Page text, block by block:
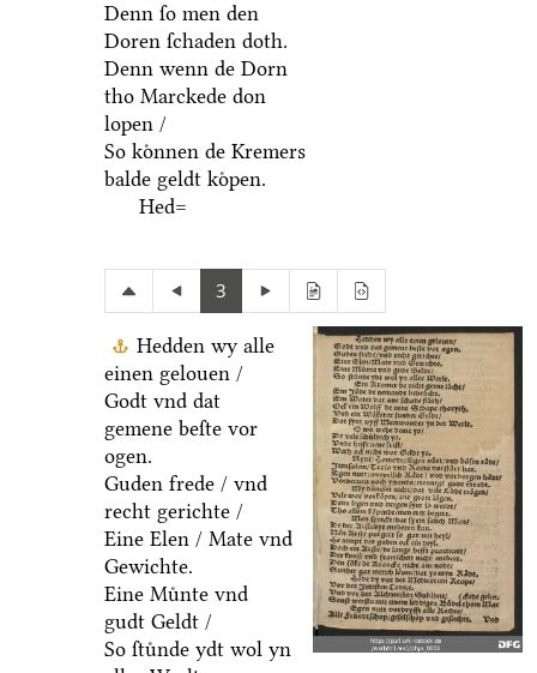
Denn ſo men den
Doren ſchaden doth.
Denn wenn de Dorn
tho Marckede don
lopen /
So koͤnnen de Kremers
balde geldt koͤpen.
Hed=
3
Hedden wy alle
einen gelouen /
Godt vnd dat
gemene beſte vor
ogen.
Guden frede / vnd
recht gerichte /
Eine Elen / Mate vnd
Gewichte.
Eine Muͤnte vnd
gudt Geldt /
So ſtuͤnde ydt wol yn